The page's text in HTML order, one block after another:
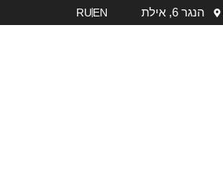
הנגר 6, אילת EN
RU